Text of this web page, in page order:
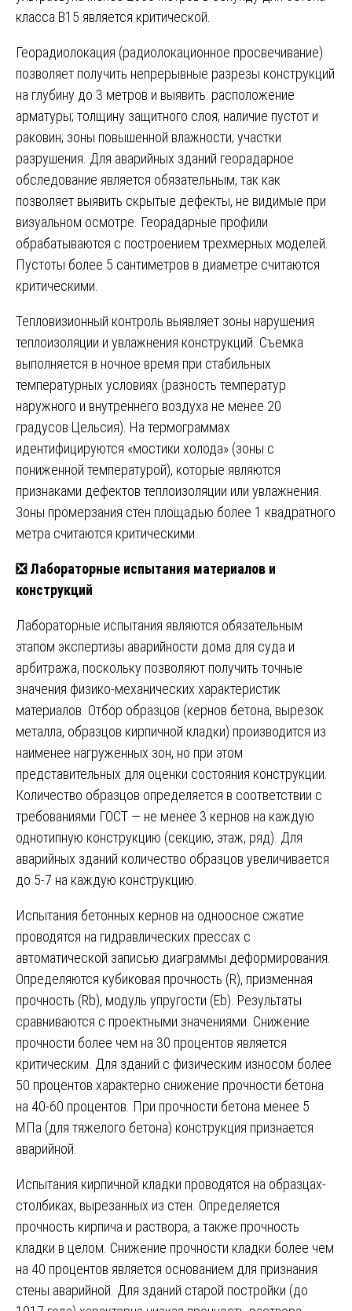
класса В15 является критической.
Георадиолокация (радиолокационное просвечивание)
позволяет получить непрерывные разрезы конструкций
на глубину до 3 метров и выявить: расположение
арматуры; толщину защитного слоя; наличие пустот и
раковин; зоны повышенной влажности; участки
разрушения. Для аварийных зданий георадарное
обследование является обязательным, так как
позволяет выявить скрытые дефекты, не видимые при
визуальном осмотре. Георадарные профили
обрабатываются с построением трехмерных моделей.
Пустоты более 5 сантиметров в диаметре считаются
критическими.
Тепловизионный контроль выявляет зоны нарушения
теплоизоляции и увлажнения конструкций. Съемка
выполняется в ночное время при стабильных
температурных условиях (разность температур
наружного и внутреннего воздуха не менее 20
градусов Цельсия). На термограммах
идентифицируются «мостики холода» (зоны с
пониженной температурой), которые являются
признаками дефектов теплоизоляции или увлажнения.
Зоны промерзания стен площадью более 1 квадратного
метра считаются критическими.
❎Лабораторные испытания материалов и
конструкций
Лабораторные испытания являются обязательным
этапом экспертизы аварийности дома для суда и
арбитража, поскольку позволяют получить точные
значения физико-механических характеристик
материалов. Отбор образцов (кернов бетона, вырезок
металла, образцов кирпичной кладки) производится из
наименее нагруженных зон, но при этом
представительных для оценки состояния конструкции.
Количество образцов определяется в соответствии с
требованиями ГОСТ — не менее 3 кернов на каждую
однотипную конструкцию (секцию, этаж, ряд). Для
аварийных зданий количество образцов увеличивается
до 5-7 на каждую конструкцию.
Испытания бетонных кернов на одноосное сжатие
проводятся на гидравлических прессах с
автоматической записью диаграммы деформирования.
Определяются кубиковая прочность (R), призменная
прочность (Rb), модуль упругости (Eb). Результаты
сравниваются с проектными значениями. Снижение
прочности более чем на 30 процентов является
критическим. Для зданий с физическим износом более
50 процентов характерно снижение прочности бетона
на 40-60 процентов. При прочности бетона менее 5
МПа (для тяжелого бетона) конструкция признается
аварийной.
Испытания кирпичной кладки проводятся на образцах-
столбиках, вырезанных из стен. Определяется
прочность кирпича и раствора, а также прочность
кладки в целом. Снижение прочности кладки более чем
на 40 процентов является основанием для признания
стены аварийной. Для зданий старой постройки (до